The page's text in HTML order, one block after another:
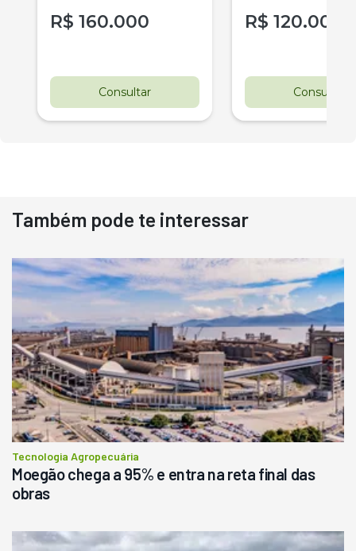
R$ 160.000
Consultar
R$ 120.000
Consultar
Também pode te interessar
Tecnologia Agropecuária
Moegão chega a 95% e entra na reta final das
obras